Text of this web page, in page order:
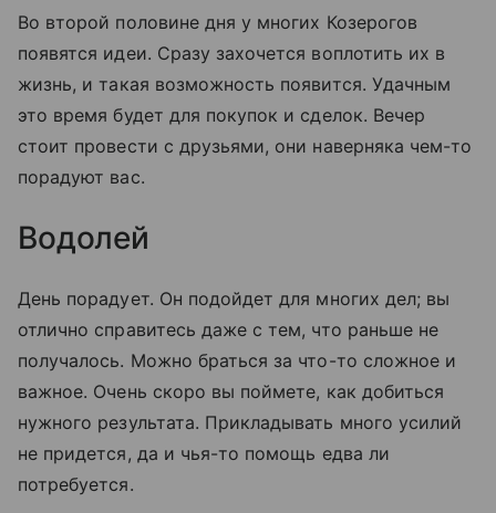
Во второй половине дня у многих Козерогов
появятся идеи. Сразу захочется воплотить их в
жизнь, и такая возможность появится. Удачным
это время будет для покупок и сделок. Вечер
стоит провести с друзьями, они наверняка чем-то
порадуют вас.
Водолей
День порадует. Он подойдет для многих дел; вы
отлично справитесь даже с тем, что раньше не
получалось. Можно браться за что-то сложное и
важное. Очень скоро вы поймете, как добиться
нужного результата. Прикладывать много усилий
не придется, да и чья-то помощь едва ли
потребуется.